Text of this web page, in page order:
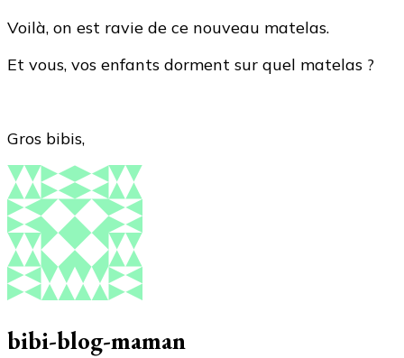
Voilà, on est ravie de ce nouveau matelas.
Et vous, vos enfants dorment sur quel matelas ?
Gros bibis,
bibi-blog-maman